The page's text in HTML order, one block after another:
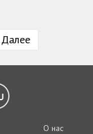
Далее
О нас